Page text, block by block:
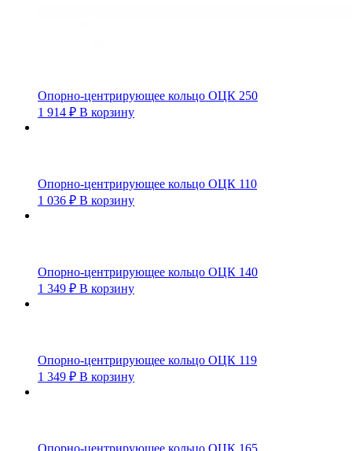
Опорно-центрирующее кольцо ОЦК 250
1 914 ₽ В корзину
Опорно-центрирующее кольцо ОЦК 110
1 036 ₽ В корзину
Опорно-центрирующее кольцо ОЦК 140
1 349 ₽ В корзину
Опорно-центрирующее кольцо ОЦК 119
1 349 ₽ В корзину
Опорно-центрирующее кольцо ОЦК 165